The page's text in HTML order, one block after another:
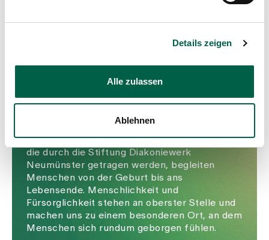
Details zeigen
Alle zulassen
Ablehnen
Wir sind Teil der
Gesundheitswelt
Zollikerberg
Gesundheitswelt Zollikerberg. Die Betriebe,
die durch die Stiftung Diakoniewerk
Neumünster getragen werden, begleiten
Menschen von der Geburt bis ans
Lebensende. Menschlichkeit und
Fürsorglichkeit stehen an oberster Stelle und
machen uns zu einem besonderen Ort, an dem
Menschen sich rundum geborgen fühlen.